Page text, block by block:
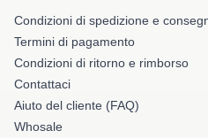
Condizioni di spedizione e
Termini di pagamento
Condizioni di ritorno e rimborso
Contattaci
Aiuto del cliente (FAQ)
Whosale